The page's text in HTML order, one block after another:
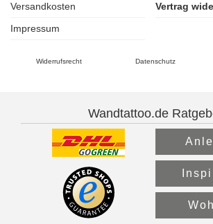
Versandkosten
Vertrag
Impressum
Widerrufsrecht Datenschutz
Wandtattoo.de